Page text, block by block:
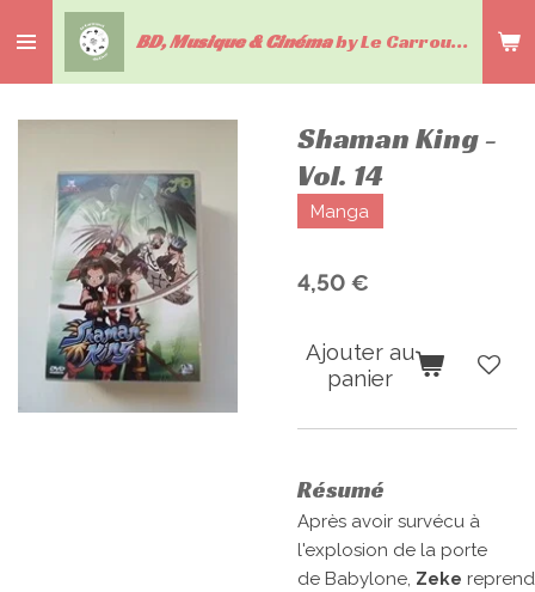
au
contenu
BD, Musique & Cinémaby Le Carrousel du livre
Shaman King -
Vol. 14
Manga
4,50 €
Ajouter au
panier
Résumé
Après avoir survécu à
l'explosion de la porte
de Babylone, Zeke reprend